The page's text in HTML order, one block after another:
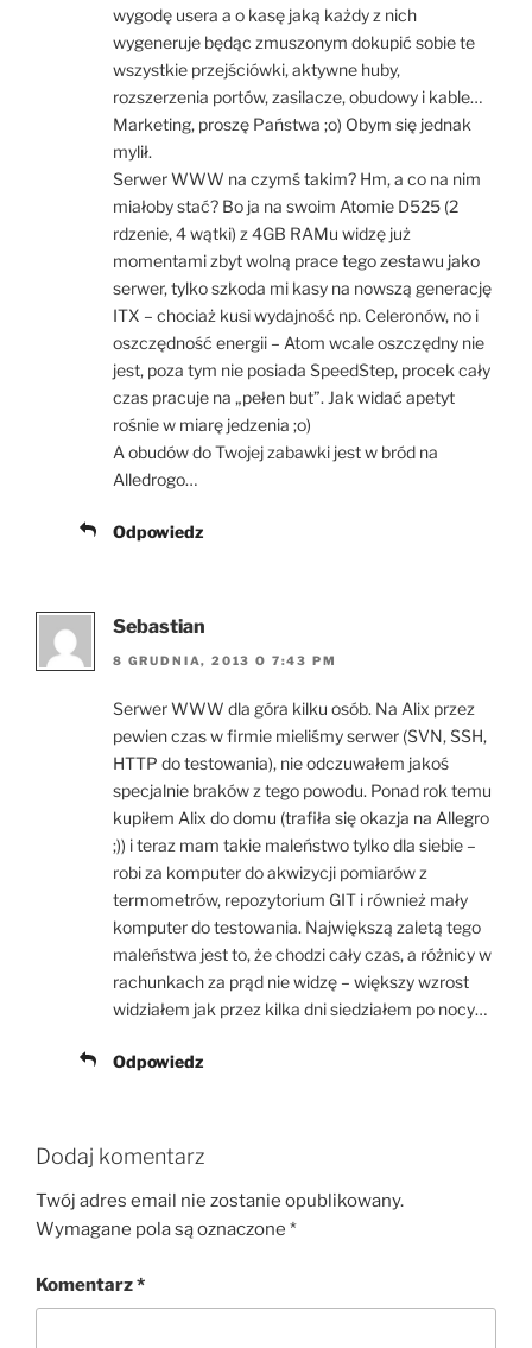
wygodę usera a o kasę jaką każdy z nich
wygeneruje będąc zmuszonym dokupić sobie te
wszystkie przejściówki, aktywne huby,
rozszerzenia portów, zasilacze, obudowy i kable…
Marketing, proszę Państwa ;o) Obym się jednak
mylił.
Serwer WWW na czymś takim? Hm, a co na nim
miałoby stać? Bo ja na swoim Atomie D525 (2
rdzenie, 4 wątki) z 4GB RAMu widzę już
momentami zbyt wolną prace tego zestawu jako
serwer, tylko szkoda mi kasy na nowszą generację
ITX – chociaż kusi wydajność np. Celeronów, no i
oszczędność energii – Atom wcale oszczędny nie
jest, poza tym nie posiada SpeedStep, procek cały
czas pracuje na „pełen but”. Jak widać apetyt
rośnie w miarę jedzenia ;o)
A obudów do Twojej zabawki jest w bród na
Alledrogo…
Odpowiedz
Sebastian
8 GRUDNIA, 2013 O 7:43 PM
Serwer WWW dla góra kilku osób. Na Alix przez
pewien czas w firmie mieliśmy serwer (SVN, SSH,
HTTP do testowania), nie odczuwałem jakoś
specjalnie braków z tego powodu. Ponad rok temu
kupiłem Alix do domu (trafiła się okazja na Allegro
;)) i teraz mam takie maleństwo tylko dla siebie –
robi za komputer do akwizycji pomiarów z
termometrów, repozytorium GIT i również mały
komputer do testowania. Największą zaletą tego
maleństwa jest to, że chodzi cały czas, a różnicy w
rachunkach za prąd nie widzę – większy wzrost
widziałem jak przez kilka dni siedziałem po nocy…
Odpowiedz
Dodaj komentarz
Twój adres email nie zostanie opublikowany.
Wymagane pola są oznaczone *
Komentarz*